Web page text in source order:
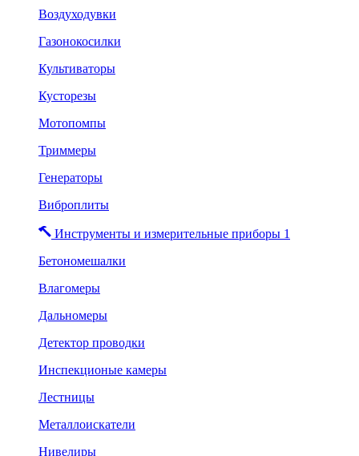
Воздуходувки
Газонокосилки
Культиваторы
Кусторезы
Мотопомпы
Триммеры
Генераторы
Виброплиты
Инструменты и измерительные приборы 1
Бетономешалки
Влагомеры
Дальномеры
Детектор проводки
Инспекционые камеры
Лестницы
Металлоискатели
Нивелиры